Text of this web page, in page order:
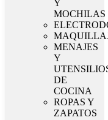
Y
MOCHILAS
MENAJES
Y
DE
COCINA
ROPAS Y
ZAPATOS